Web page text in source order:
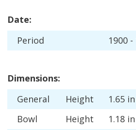
Date:
Period
1900 -
Dimensions:
General
Height 1.65 in
Bowl
Height 1.18 in